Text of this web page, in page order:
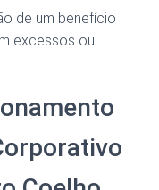
de um benefício
excessos ou